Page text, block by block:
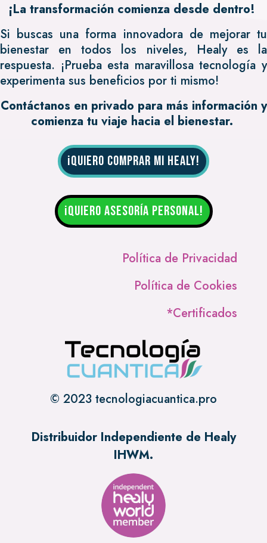
¡La transformación comienza desde dentro!
Si buscas una forma innovadora de mejorar tu
bienestar en todos los niveles, Healy es la
respuesta. ¡Prueba esta maravillosa tecnología y
experimenta sus beneficios por ti mismo!
Contáctanos en privado para más información y
comienza tu viaje hacia el bienestar.
¡QUIERO COMPRAR MI HEALY!
¡QUIERO ASESORÍA PERSONAL!
Política de Privacidad
Política de Cookies
*Certificados
© 2023 tecnologiacuantica.pro
Distribuidor Independiente de Healy
IHWM.